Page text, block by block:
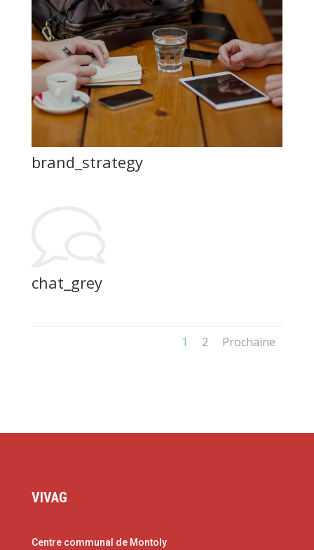
brand_strategy
chat_grey
1 2 Prochaine
VIVAG
Centre communal de Montoly